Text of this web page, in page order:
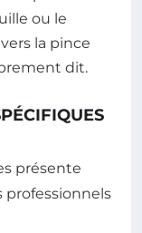
ou le
la pince
dit.
présente
professionnels